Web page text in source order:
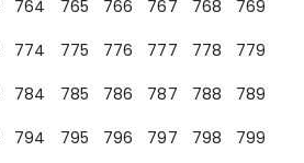
764 765 766 767 768
769
774 775 776 777 778
779
784 785 786 787 788
789
794 795 796 797 798
799